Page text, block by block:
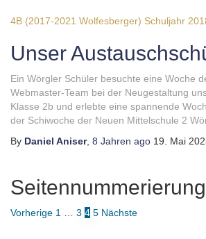
4B (2017-2021 Wolfesberger) Schuljahr
Unser
Ein Wörgler Schüler besuchte eine Woche
Webmaster-Team bei der Neugestaltung
Klasse 2b und erlebte eine spannende
der Schiwoche der Neuen Mittelschule 2
By Daniel Aniser, 8 Jahren ago 19. Mai
Vorherige 1 … 3 4 5 Nächste